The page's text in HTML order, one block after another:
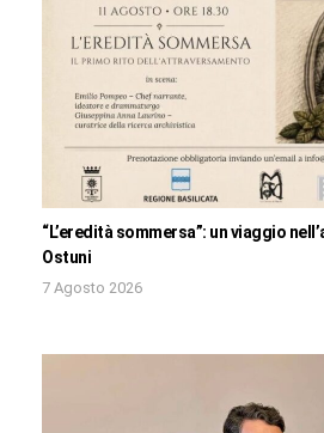
“L’eredità sommersa”: un viaggio
Ostuni
7 Agosto 2026